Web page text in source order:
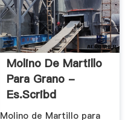
Molino De Martillo
Para Grano -
Es.scribd
Molino de Martillo para